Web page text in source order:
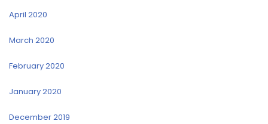
April 2020
March 2020
February 2020
January 2020
December 2019